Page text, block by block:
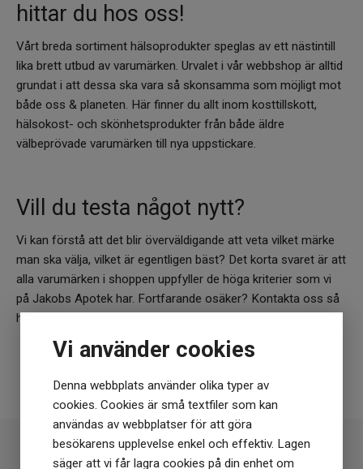
Vi använder cookies
Denna webbplats använder olika typer av
cookies. Cookies är små textfiler som kan
användas av webbplatser för att göra
besökarens upplevelse enkel och effektiv. Lagen
säger att vi får lagra cookies på din enhet om
hittar du hos oss!
Vårt breda sortiment hälsoprodukter speglas av ett nästintill
lika brett utbud av varumärken. Urvalet i vår webbshop är alltid
grundat i att dessa ska vara så skonsamma som möjligt mot
både oss & planeten. Här finner du allt inom kosttillskott,
hälsokost- och skönhetsprodukter från både äldre
välbeprövade varumärken till nya uppstickare.
Vill du testa något nytt?
Vi kan förstå att det blir överväldigande att veta vilket märke
man ska välja, vilket är egentligen bäst? Det korta svaret är att
alla varumärken i shoppen uppfyller de höga kriterier som vi
på Jakobs Apotek har. Fortfarande osäker? Kontakta oss så
hjälper vi dig!
Kontakta vår kundtjänst